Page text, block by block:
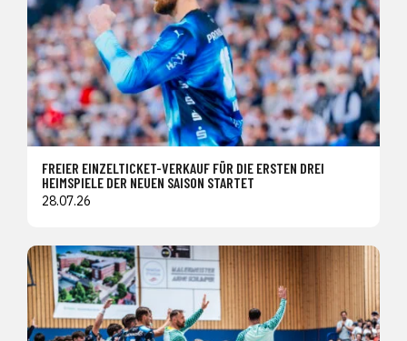
FREIER EINZELTICKET-VERKAUF FÜR DIE ERSTEN DREI
HEIMSPIELE DER NEUEN SAISON STARTET
28.07.26